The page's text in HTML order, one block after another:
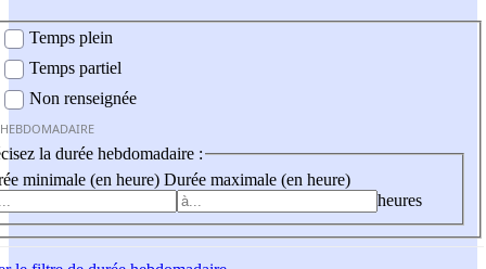
Temps plein
Temps partiel
Non renseignée
la durée hebdomadaire :
minimale (en heure) Durée maximale (en heure)
heures